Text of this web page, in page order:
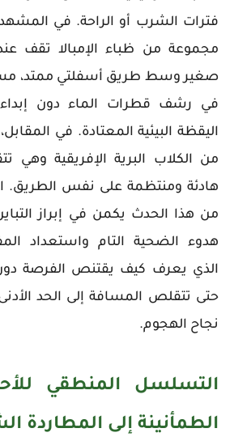
فترات الشرب أو الراحة. في
مجموعة من ظباء الإمبالا تقف
صغير وسط طريق أسفلتي ممتد،
في رشف قطرات الماء دون
اليقظة البيئية المعتادة. في
من الكلاب البرية الإفريقية وهي
هادئة ومنتظمة على نفس الطريق.
من هذا الحدث يكمن في إبراز
هدوء الضحية التام واستعداد
الذي يعرف كيف يقتنص الفرصة
حتى تتقلص المسافة إلى الحد
نجاح الهجوم.
التسلسل المنطقي
الطمأنينة إلى المطاردة